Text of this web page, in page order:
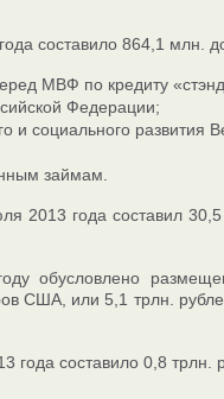
составило 864,1 млн.
МВФ по кредиту
Федерации;
и социального развития
займам.
2013 года составил
обусловлено
США, или 5,1 трлн.
года составило 0,8 трлн.